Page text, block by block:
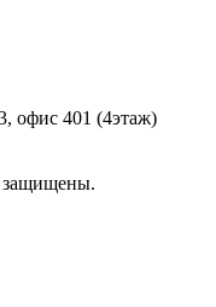
офис 401 (4этаж)
защищены.